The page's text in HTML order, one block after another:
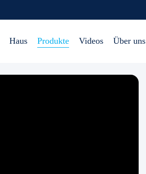
Haus Produkte Videos Über uns